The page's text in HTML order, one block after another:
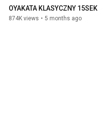
OYAKATA KLASYCZNY 15SEK
874K views • 5 months ago